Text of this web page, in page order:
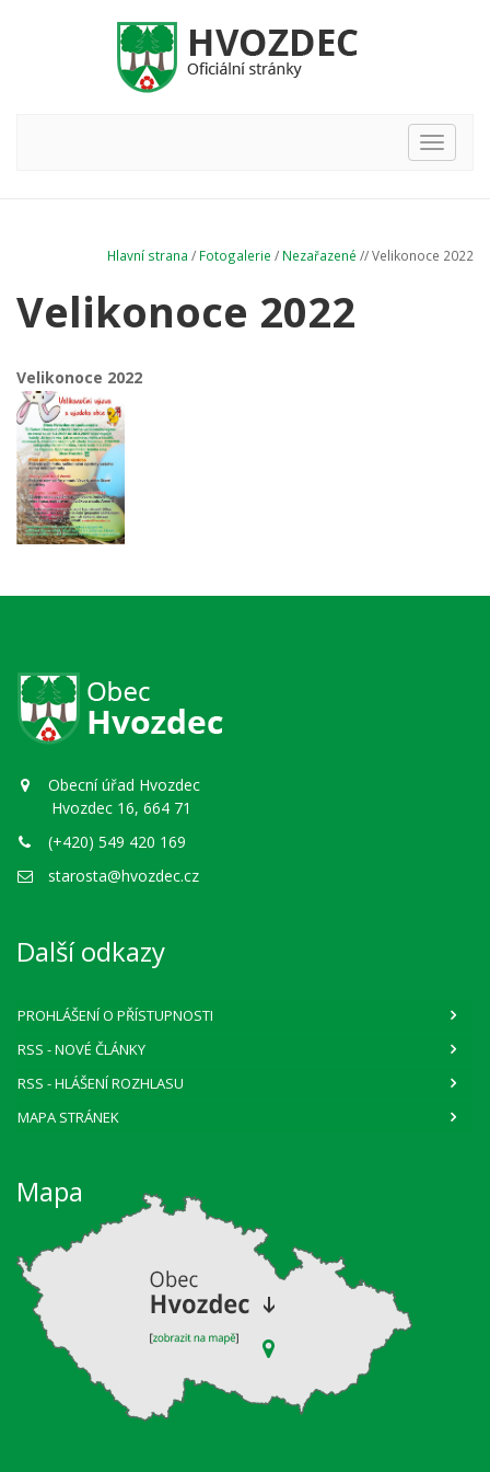
Hlavní
nabídka
Hlavní strana / Fotogalerie / Nezařazené // Velikonoce 2022
Velikonoce 2022
Velikonoce 2022
Obecní úřad Hvozdec
Hvozdec 16, 664 71
(+420) 549 420 169
starosta@hvozdec.cz
Další odkazy
PROHLÁŠENÍ O PŘÍSTUPNOSTI
RSS - NOVÉ ČLÁNKY
RSS - HLÁŠENÍ ROZHLASU
MAPA STRÁNEK
Mapa